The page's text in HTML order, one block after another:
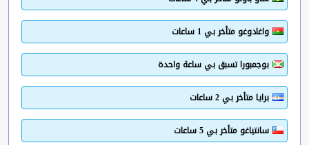
واغادوغو متأخر بي 1 ساعات
بوجمبورا تسبق بي ساعة واحدة
برايا متأخر بي 2 ساعات
سانتياغو متأخر بي 5 ساعات